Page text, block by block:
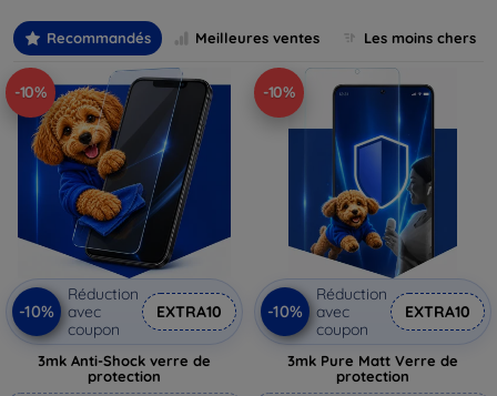
Recommandés Meilleures ventes Les moins chers
-10%
-10%
Réduction
avec
coupon
EXTRA10
3mk Anti-Shock verre de
protection
-10%
-10%
Réduction
avec
coupon
EXTRA10
3mk Pure Matt Verre de
protection